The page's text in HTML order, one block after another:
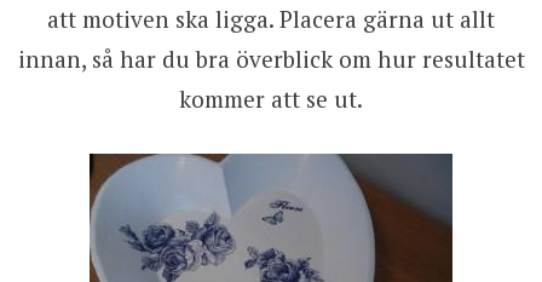
att motiven ska ligga. Placera gärna ut allt
innan, så har du bra överblick om hur resultatet
kommer att se ut.